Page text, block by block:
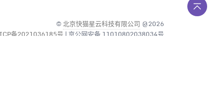
©北京快猫星云科技有限公司 @2026
备2021036185号 | 京公网安备 11010802038034号